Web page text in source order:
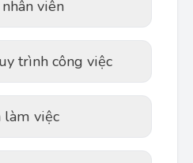
viên
trình công việc
làm việc